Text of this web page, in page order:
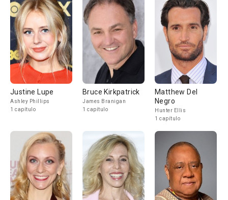
Justine Lupe
Ashley Phillips
1 capítulo
Bruce Kirkpatrick
James Branigan
1 capítulo
Matthew Del
Negro
Hunter Ellis
1 capítulo